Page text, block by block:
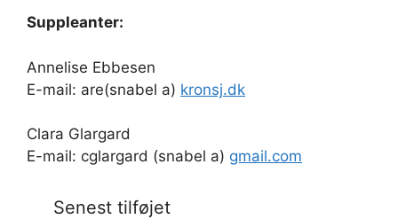
Suppleanter:
Annelise Ebbesen
E-mail: are(snabel a) kronsj.dk
Clara Glargard
E-mail: cglargard (snabel a) gmail.com
Senest tilføjet